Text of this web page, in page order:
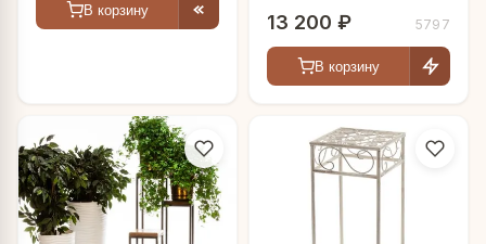
В корзину
13 200 ₽ 5797
В корзину